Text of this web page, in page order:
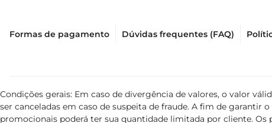
Formas de pagamento Dúvidas frequentes (FAQ)
Condições gerais: Em caso de divergência de valores, o valor
ser canceladas em caso de suspeita de fraude. A fim de
promocionais poderá ter sua quantidade limitada por cliente. Os